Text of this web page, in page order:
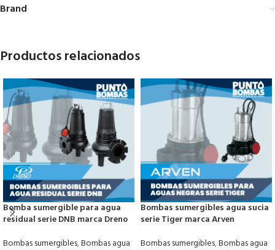
Brand
Productos relacionados
Bomba sumergible para agua
residual serie DNB marca Dreno
Bombas sumergibles,Bombas agua
Bombas sumergibles agua sucia
serie Tiger marca Arven
Bombas sumergibles,Bombas agua